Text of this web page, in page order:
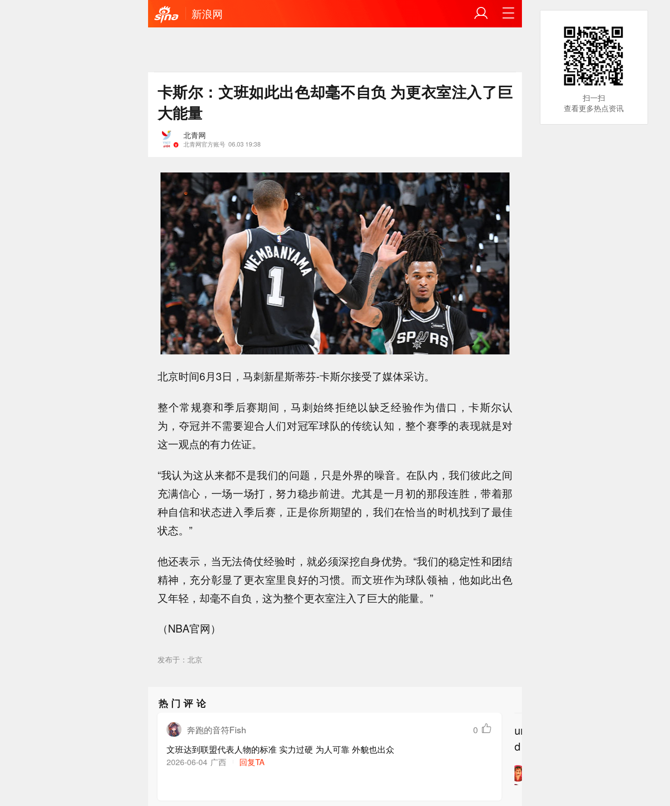
新浪网
卡斯尔：文班如此出色却毫不自负 为更衣室注入了巨
大能量
北青网
北青网官方账号 06.03 19:38
北京时间6月3日，马刺新星斯蒂芬-卡斯尔接受了媒体采访。
整个常规赛和季后赛期间，马刺始终拒绝以缺乏经验作为借口，卡斯尔认
为，夺冠并不需要迎合人们对冠军球队的传统认知，整个赛季的表现就是对
这一观点的有力佐证。
“我认为这从来都不是我们的问题，只是外界的噪音。在队内，我们彼此之间
充满信心，一场一场打，努力稳步前进。尤其是一月初的那段连胜，带着那
种自信和状态进入季后赛，正是你所期望的，我们在恰当的时机找到了最佳
状态。”
他还表示，当无法倚仗经验时，就必须深挖自身优势。“我们的稳定性和团结
精神，充分彰显了更衣室里良好的习惯。而文班作为球队领袖，他如此出色
又年轻，却毫不自负，这为整个更衣室注入了巨大的能量。”
（NBA官网）
发布于：北京
热门评论
奔跑的音符Fish
0
文班达到联盟代表人物的标准 实力过硬 为人可靠 外貌也出众
2026-06-04 广西 回复TA
undefine
d
扫一扫
查看更多热点资讯